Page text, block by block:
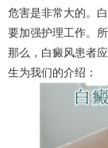
危害是非常大的。
要加强护理工作。
那么，白癜风患者
生为我们的介绍：